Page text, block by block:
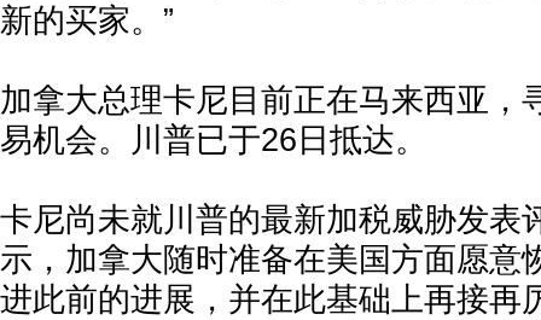
新的买家。”
加拿大总理卡尼目前正在马来西亚，
易机会。川普已于26日抵达。
卡尼尚未就川普的最新加税威胁发表
示，加拿大随时准备在美国方面愿意
进此前的进展，并在此基础上再接再